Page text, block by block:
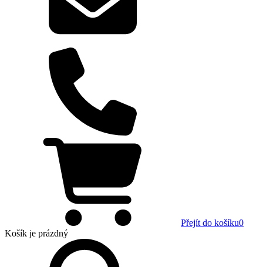
Přejít do košíku0
Košík je prázdný